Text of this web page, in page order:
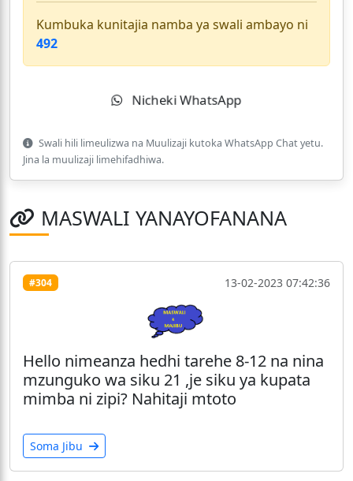
Kumbuka kunitajia namba ya swali ambayo ni
492
Nicheki WhatsApp
Swali hili limeulizwa na Muulizaji kutoka WhatsApp Chat yetu.
Jina la muulizaji limehifadhiwa.
MASWALI YANAYOFANANA
#304 13-02-2023 07:42:36
Hello nimeanza hedhi tarehe 8-12 na nina
mzunguko wa siku 21 ,je siku ya kupata
mimba ni zipi? Nahitaji mtoto
Soma Jibu